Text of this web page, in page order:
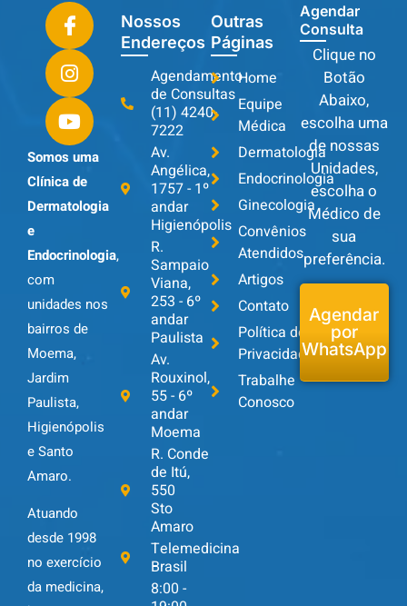
Somos uma
Clínica de
Dermatologia
e
Endocrinologia,
com
unidades nos
bairros de
Moema,
Jardim
Paulista,
Higienópolis
e Santo
Amaro.
Atuando
desde 1998
no exercício
da medicina,
Nossos
Endereços
Agendamento
de Consultas
(11) 4240-
7222
Av.
Angélica,
1757 - 1º
andar
Higienópolis
R.
Sampaio
Viana,
253 - 6º
andar
Paulista
Av.
Rouxinol,
55 - 6º
andar
Moema
R. Conde
de Itú,
550
Sto
Amaro
Telemedicina
Brasil
8:00 -
Outras
Páginas
Home
Equipe
Médica
Dermatologia
Endocrinologia
Ginecologia
Convênios
Atendidos
Artigos
Contato
Política de
Privacidade
Trabalhe
Conosco
Agendar
Consulta
Clique no
Botão
Abaixo,
escolha uma
de nossas
Unidades,
escolha o
Médico de
sua
preferência.
Agendar
por
WhatsApp